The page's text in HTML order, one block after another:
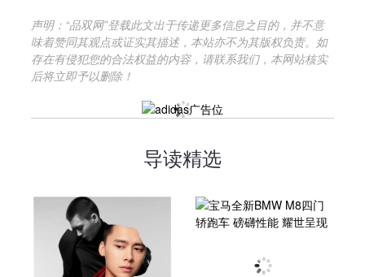
声明：“品双网”登载此文出于传递更多信息之目的，并不意
味着赞同其观点或证实其描述，本站亦不为其版权负责。如
存在有侵犯您的合法权益的内容，请联系我们，本网站核实
后将立即予以删除！
导读精选